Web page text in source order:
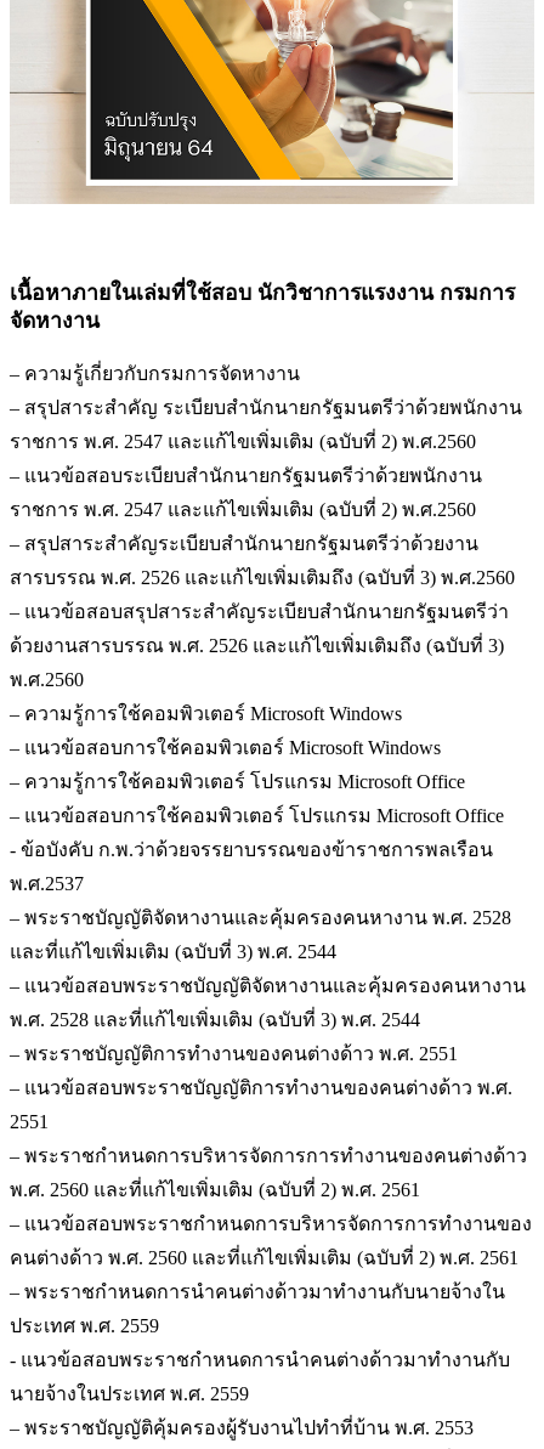
เนื้อหาภายในเล่มที่ใช้สอบ นักวิชาการแรงงาน กรมการ
จัดหางาน
– ความรู้เกี่ยวกับกรมการจัดหางาน
– สรุปสาระสำคัญ ระเบียบสำนักนายกรัฐมนตรีว่าด้วยพนักงาน
ราชการ พ.ศ. 2547 และแก้ไขเพิ่มเติม (ฉบับที่ 2) พ.ศ.2560
– แนวข้อสอบระเบียบสำนักนายกรัฐมนตรีว่าด้วยพนักงาน
ราชการ พ.ศ. 2547 และแก้ไขเพิ่มเติม (ฉบับที่ 2) พ.ศ.2560
– สรุปสาระสำคัญระเบียบสำนักนายกรัฐมนตรีว่าด้วยงาน
สารบรรณ พ.ศ. 2526 และแก้ไขเพิ่มเติมถึง (ฉบับที่ 3) พ.ศ.2560
– แนวข้อสอบสรุปสาระสำคัญระเบียบสำนักนายกรัฐมนตรีว่า
ด้วยงานสารบรรณ พ.ศ. 2526 และแก้ไขเพิ่มเติมถึง (ฉบับที่ 3)
พ.ศ.2560
– ความรู้การใช้คอมพิวเตอร์ Microsoft Windows
– แนวข้อสอบการใช้คอมพิวเตอร์ Microsoft Windows
– ความรู้การใช้คอมพิวเตอร์ โปรแกรม Microsoft Office
– แนวข้อสอบการใช้คอมพิวเตอร์ โปรแกรม Microsoft Office
- ข้อบังคับ ก.พ.ว่าด้วยจรรยาบรรณของข้าราชการพลเรือน
พ.ศ.2537
– พระราชบัญญัติจัดหางานและคุ้มครองคนหางาน พ.ศ. 2528
และที่แก้ไขเพิ่มเติม (ฉบับที่ 3) พ.ศ. 2544
– แนวข้อสอบพระราชบัญญัติจัดหางานและคุ้มครองคนหางาน
พ.ศ. 2528 และที่แก้ไขเพิ่มเติม (ฉบับที่ 3) พ.ศ. 2544
– พระราชบัญญัติการทำงานของคนต่างด้าว พ.ศ. 2551
– แนวข้อสอบพระราชบัญญัติการทำงานของคนต่างด้าว พ.ศ.
2551
– พระราชกำหนดการบริหารจัดการการทำงานของคนต่างด้าว
พ.ศ. 2560 และที่แก้ไขเพิ่มเติม (ฉบับที่ 2) พ.ศ. 2561
– แนวข้อสอบพระราชกำหนดการบริหารจัดการการทำงานของ
คนต่างด้าว พ.ศ. 2560 และที่แก้ไขเพิ่มเติม (ฉบับที่ 2) พ.ศ. 2561
– พระราชกำหนดการนำคนต่างด้าวมาทำงานกับนายจ้างใน
ประเทศ พ.ศ. 2559
- แนวข้อสอบพระราชกำหนดการนำคนต่างด้าวมาทำงานกับ
นายจ้างในประเทศ พ.ศ. 2559
– พระราชบัญญัติคุ้มครองผู้รับงานไปทำที่บ้าน พ.ศ. 2553